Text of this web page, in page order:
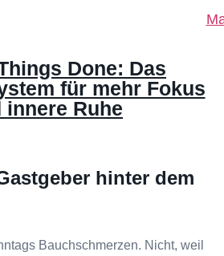
Done: Das
für mehr Fokus
innere Ruhe
hinter dem
Bauchschmerzen. Nicht, weil